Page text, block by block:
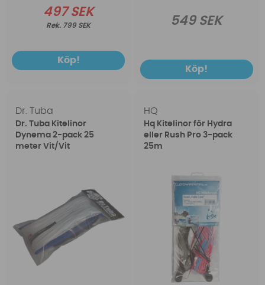
497 SEK
799 SEK
Köp!
549 SEK
Köp!
Dr. Tuba
Dr. Tuba Kitelinor
Dynema 2-pack 25
meter Vit/Vit
HQ
Hq Kitelinor för Hydra
eller Rush Pro 3-pack
25m